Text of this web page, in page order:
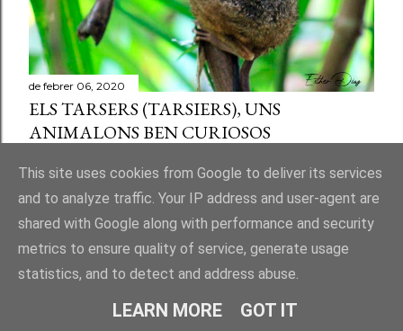
de febrer 06, 2020
ELS TARSERS (TARSIERS), UNS
ANIMALONS BEN CURIOSOS
Amb la tecnologia de Blogger
This site uses cookies from Google to deliver its services
and to analyze traffic. Your IP address and user-agent are
shared with Google along with performance and security
metrics to ensure quality of service, generate usage
statistics, and to detect and address abuse.
LEARN MORE GOT IT